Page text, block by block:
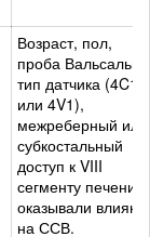
Возраст, пол,
проба
тип датчика (4C1
или 4V1),
межреберный или
субкостальный
доступ к VIII
сегменту печени
оказывали
на ССВ.